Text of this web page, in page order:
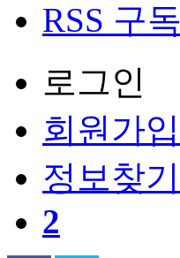
RSS 구독
로그인
회원가입
정보찾기
2